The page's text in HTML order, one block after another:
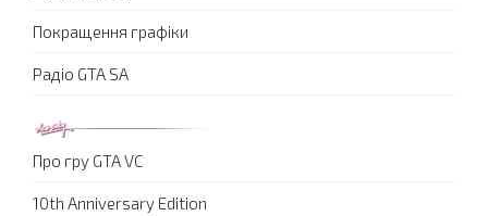
Покращення графіки
Радіо GTA SA
Про гру GTA VC
10th Anniversary Edition